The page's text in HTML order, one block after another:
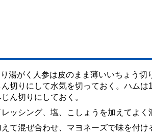
湯がく人参は皮のまま薄いいちょう切
切りにして水気を切っておく。ハムは
ん切りにしておく。
ッシング、塩、こしょうを加えてよく
て混ぜ合わせ、マヨネーズで味を付け